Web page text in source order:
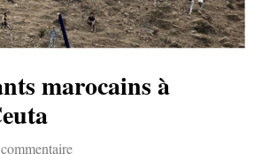
marocains à